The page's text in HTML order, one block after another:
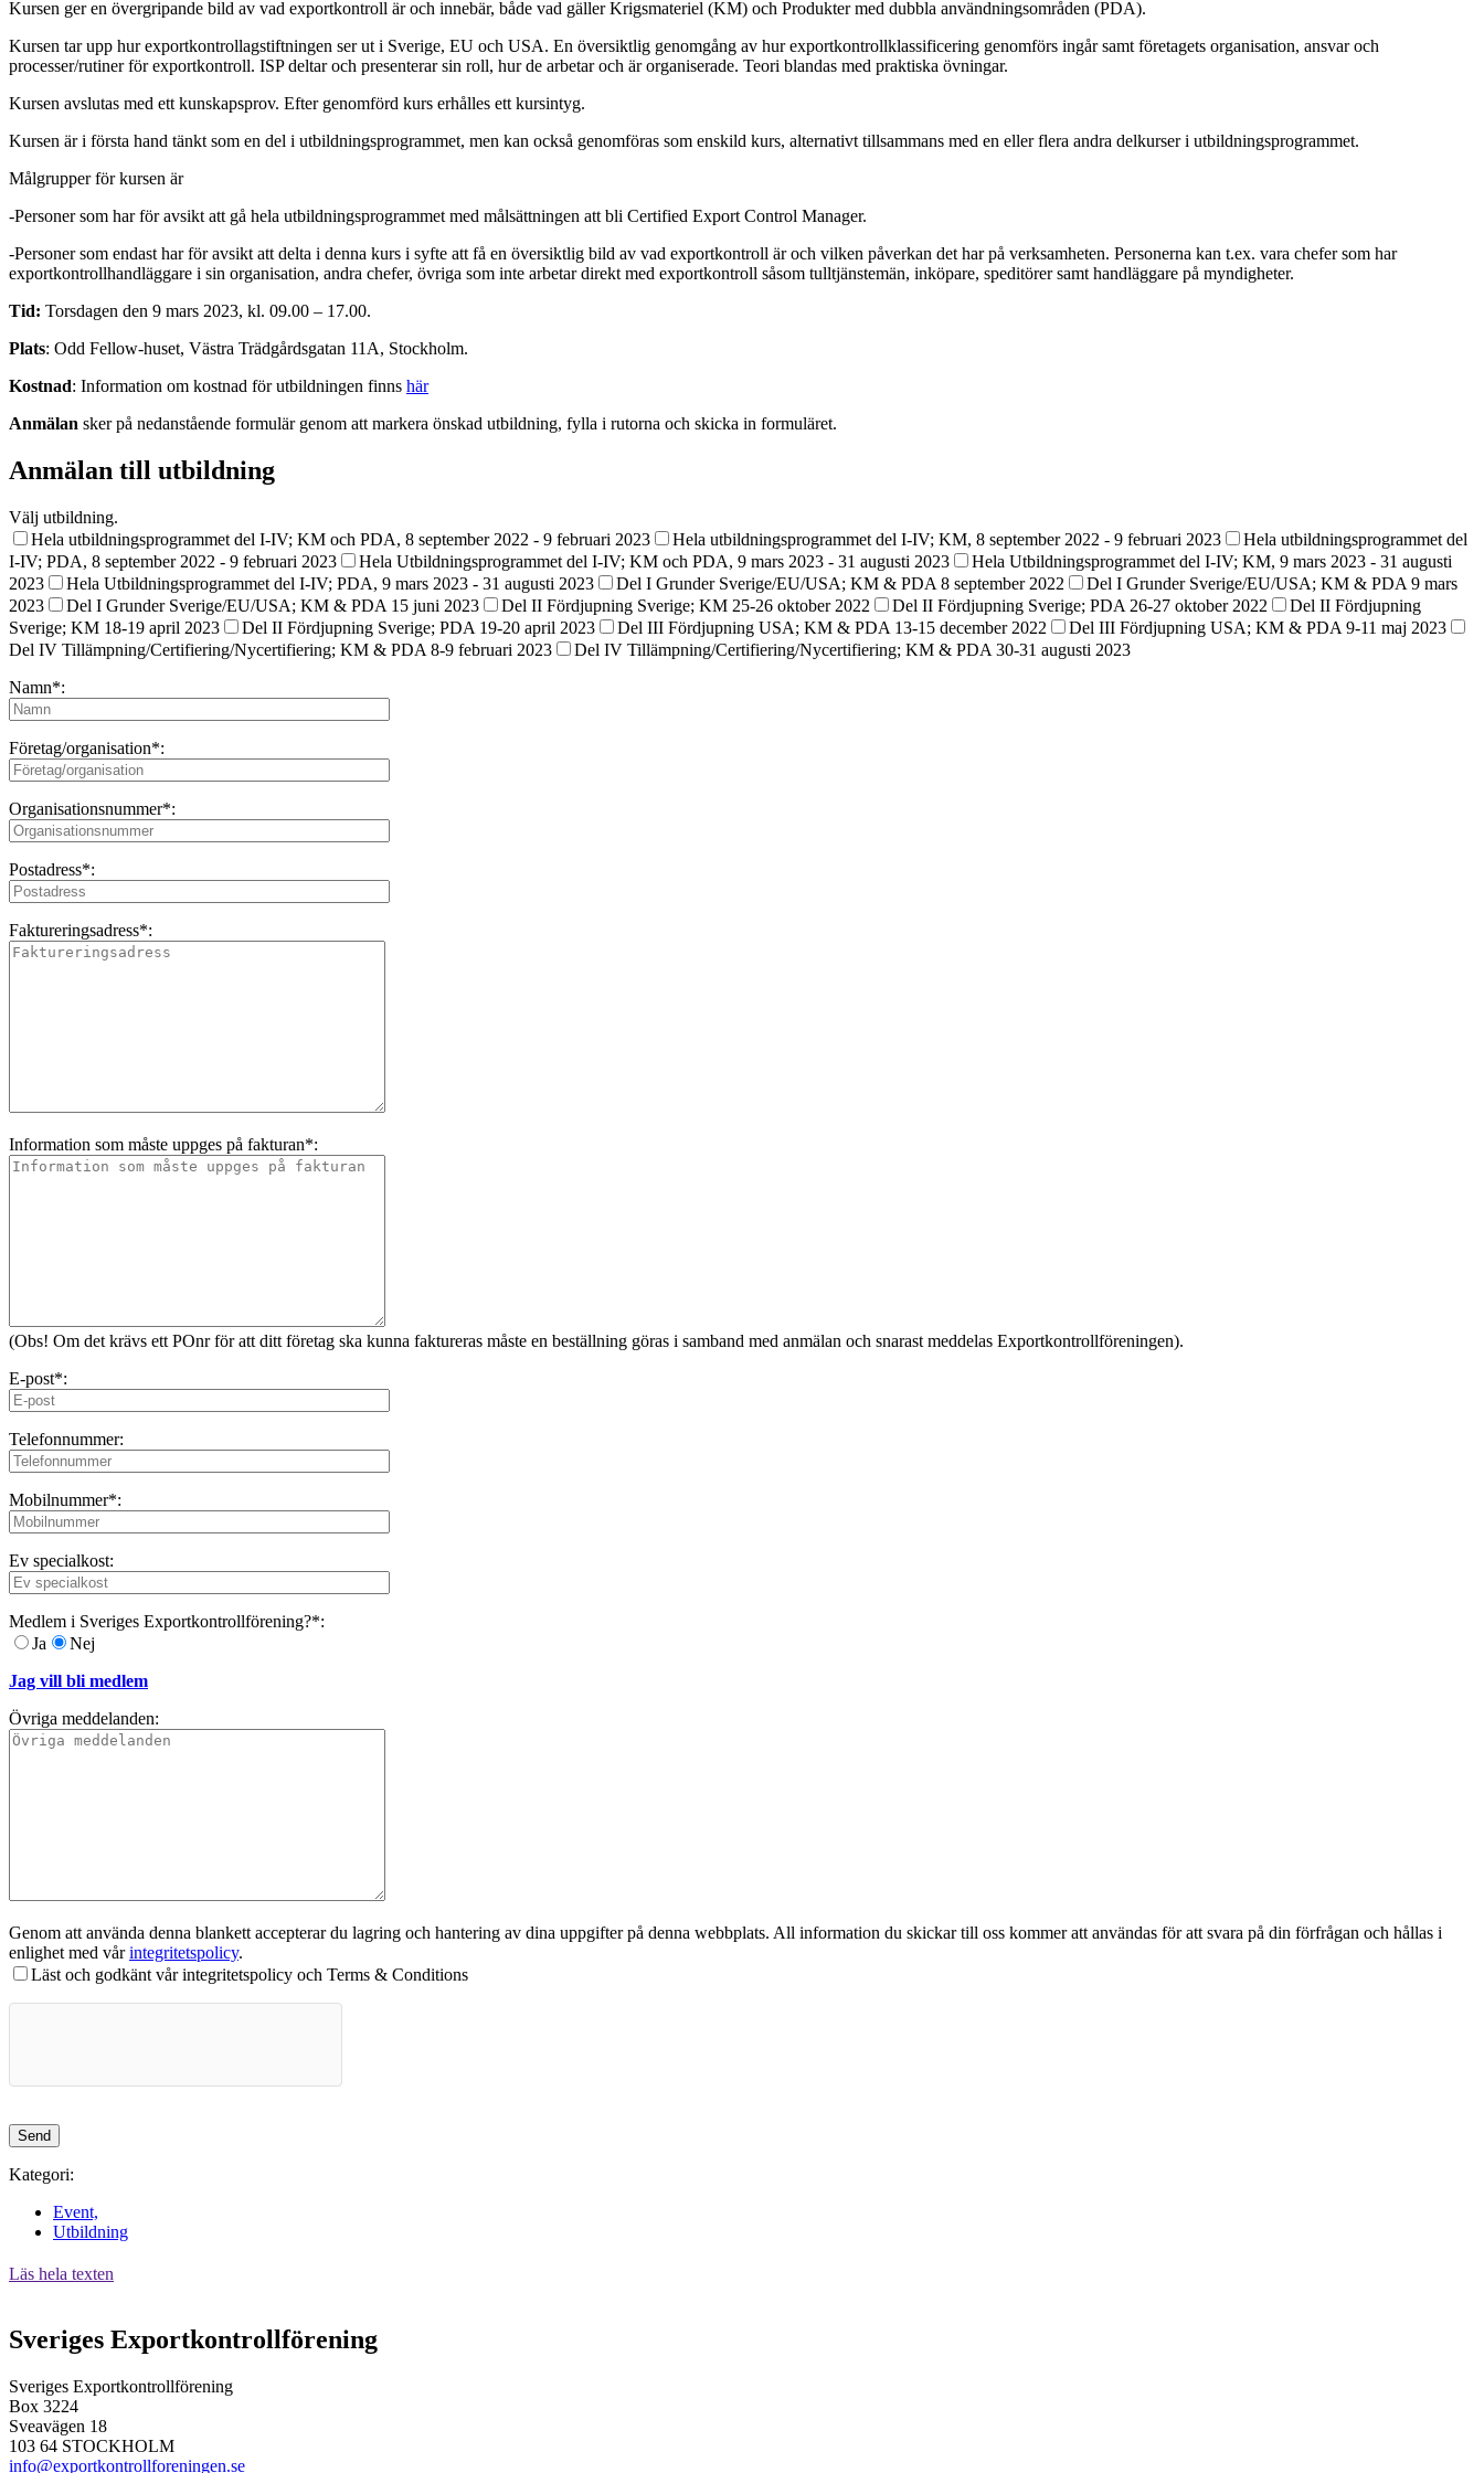
Kursen ger en övergripande bild av vad exportkontroll är och innebär, både vad gäller Krigsmateriel (KM) och Produkter med dubbla användningsområden (PDA).
Kursen tar upp hur exportkontrollagstiftningen ser ut i Sverige, EU och USA. En översiktlig genomgång av hur exportkontrollklassificering genomförs ingår samt företagets organisation, ansvar och
processer/rutiner för exportkontroll. ISP deltar och presenterar sin roll, hur de arbetar och är organiserade. Teori blandas med praktiska övningar.
Kursen avslutas med ett kunskapsprov. Efter genomförd kurs erhålles ett kursintyg.
Kursen är i första hand tänkt som en del i utbildningsprogrammet, men kan också genomföras som enskild kurs, alternativt tillsammans med en eller flera andra delkurser i utbildningsprogrammet.
Målgrupper för kursen är
-Personer som har för avsikt att gå hela utbildningsprogrammet med målsättningen att bli Certified Export Control Manager.
-Personer som endast har för avsikt att delta i denna kurs i syfte att få en översiktlig bild av vad exportkontroll är och vilken påverkan det har på verksamheten. Personerna kan t.ex. vara chefer som har
exportkontrollhandläggare i sin organisation, andra chefer, övriga som inte arbetar direkt med exportkontroll såsom tulltjänstemän, inköpare, speditörer samt handläggare på myndigheter.
Tid: Torsdagen den 9 mars 2023, kl. 09.00 – 17.00.
Plats: Odd Fellow-huset, Västra Trädgårdsgatan 11A, Stockholm.
Kostnad: Information om kostnad för utbildningen finns här
Anmälan sker på nedanstående formulär genom att markera önskad utbildning, fylla i rutorna och skicka in formuläret.
Anmälan till utbildning
Välj utbildning.
Hela utbildningsprogrammet del I-IV; KM och PDA, 8 september 2022 - 9 februari 2023
Hela utbildningsprogrammet del I-IV; KM, 8 september 2022 - 9 februari 2023
Hela utbildningsprogrammet del
I-IV; PDA, 8 september 2022 - 9 februari 2023
Hela Utbildningsprogrammet del I-IV; KM och PDA, 9 mars 2023 - 31 augusti 2023
Hela Utbildningsprogrammet del I-IV; KM, 9 mars 2023 - 31 augusti
2023
Hela Utbildningsprogrammet del I-IV; PDA, 9 mars 2023 - 31 augusti 2023 Del I Grunder Sverige/EU/USA; KM & PDA 8 september 2022
Del I Grunder Sverige/EU/USA; KM & PDA 9 mars
2023
Del I Grunder Sverige/EU/USA; KM & PDA 15 juni 2023 Del II Fördjupning Sverige; KM 25-26 oktober 2022 Del II Fördjupning Sverige; PDA 26-27 oktober 2022
Del II Fördjupning
Sverige; KM 18-19 april 2023
Del II Fördjupning Sverige; PDA 19-20 april 2023 Del III Fördjupning USA; KM & PDA 13-15 december 2022
Del III Fördjupning USA; KM & PDA 9-11 maj 2023
Del IV Tillämpning/Certifiering/Nycertifiering; KM & PDA 8-9 februari 2023
Del IV Tillämpning/Certifiering/Nycertifiering; KM & PDA 30-31 augusti 2023
Namn*:
Företag/organisation*:
Organisationsnummer*:
Postadress*:
Faktureringsadress*:
Information som måste uppges på fakturan*:
(Obs! Om det krävs ett POnr för att ditt företag ska kunna faktureras måste en beställning göras i samband med anmälan och snarast meddelas Exportkontrollföreningen).
E-post*:
Telefonnummer:
Mobilnummer*:
Ev specialkost:
Medlem i Sveriges Exportkontrollförening?*:
Ja
Nej
Jag vill bli medlem
Övriga meddelanden:
Genom att använda denna blankett accepterar du lagring och hantering av dina uppgifter på denna webbplats. All information du skickar till oss kommer att användas för att svara på din förfrågan och hållas i
enlighet med vårintegritetspolicy.
Läst och godkänt vår integritetspolicy och Terms & Conditions
Kategori:
Event,
Utbildning
Läs hela texten
Sveriges Exportkontrollförening
Sveriges Exportkontrollförening
Box 3224
Sveavägen 18
103 64 STOCKHOLM
info@exportkontrollforeningen.se